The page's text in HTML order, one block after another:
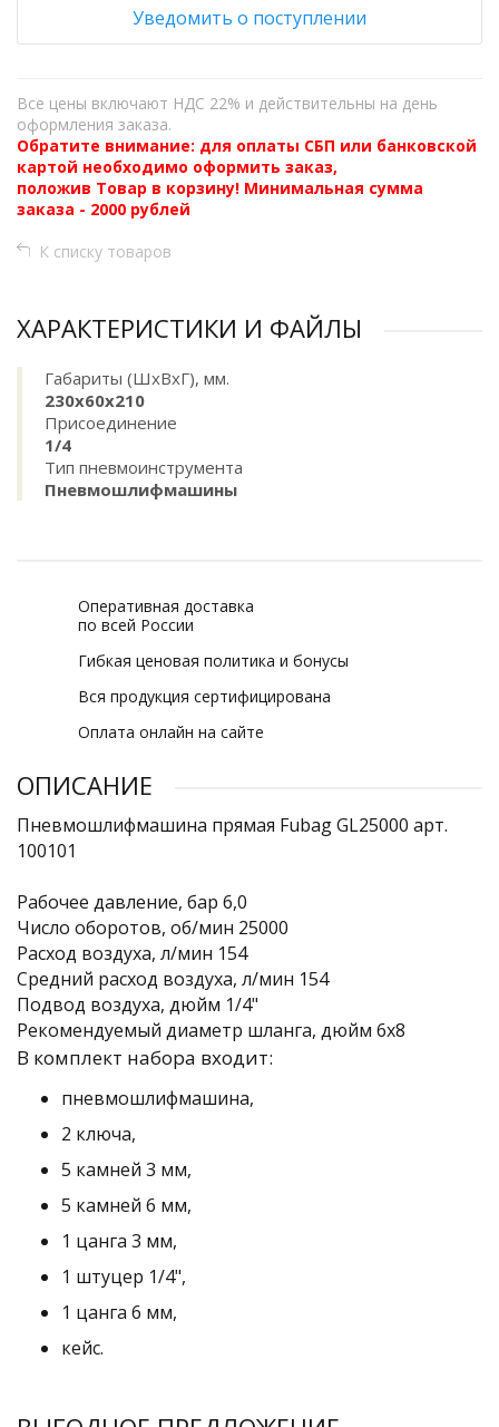
Уведомить о поступлении
Все цены включают НДС 22% и действительны на день
оформления заказа.
Обратите внимание: для оплаты СБП или банковской
картой необходимо оформить заказ,
положив Товар в корзину! Минимальная сумма
заказа - 2000 рублей
К списку товаров
ХАРАКТЕРИСТИКИ И ФАЙЛЫ
Габариты (ШхВхГ), мм.
230х60х210
Присоединение
1/4
Тип пневмоинструмента
Пневмошлифмашины
Оперативная доставка
по всей России
Гибкая ценовая политика и бонусы
Вся продукция сертифицирована
Оплата онлайн на сайте
ОПИСАНИЕ
Пневмошлифмашина прямая Fubag GL25000 арт.
100101
Рабочее давление, бар 6,0
Число оборотов, об/мин 25000
Расход воздуха, л/мин 154
Средний расход воздуха, л/мин 154
Подвод воздуха, дюйм 1/4"
Рекомендуемый диаметр шланга, дюйм 6x8
В комплект набора входит:
пневмошлифмашина,
2 ключа,
5 камней 3 мм,
5 камней 6 мм,
1 цанга 3 мм,
1 штуцер 1/4",
1 цанга 6 мм,
кейс.